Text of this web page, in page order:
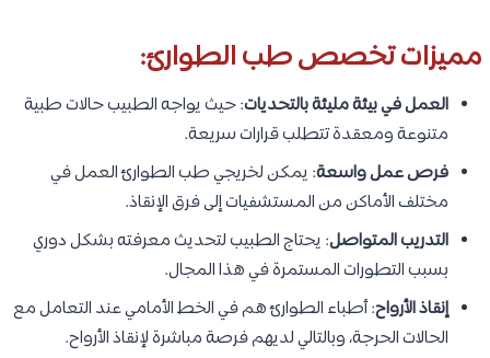
مميزات تخصص طب الطوارئ:
العمل في بيئة مليئة بالتحديات: حيث يواجه الطبيب حالات طبية
متنوعة ومعقدة تتطلب قرارات سريعة.
فرص عمل واسعة: يمكن لخريجي طب الطوارئ العمل في
مختلف الأماكن من المستشفيات إلى فرق الإنقاذ.
التدريب المتواصل: يحتاج الطبيب لتحديث معرفته بشكل دوري
بسبب التطورات المستمرة في هذا المجال.
إنقاذ الأرواح: أطباء الطوارئ هم في الخط الأمامي عند التعامل مع
الحالات الحرجة، وبالتالي لديهم فرصة مباشرة لإنقاذ الأرواح.